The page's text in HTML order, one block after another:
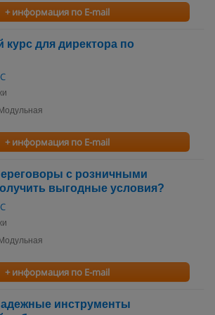
+ информация по E-mail
курс для директора по
Модульная
+ информация по E-mail
с розничными
выгодные условия?
Модульная
+ информация по E-mail
инструменты